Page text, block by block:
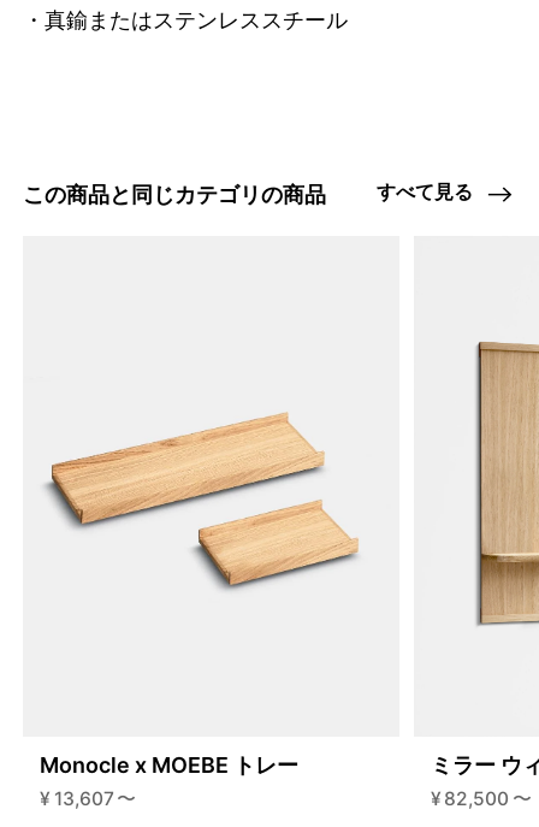
・真鍮またはステンレススチール
この商品と同じカテゴリの商品 すべて見る
Monocle x MOEBE トレー
¥ 13,607 〜
ミラー ウ
¥ 82,500 〜